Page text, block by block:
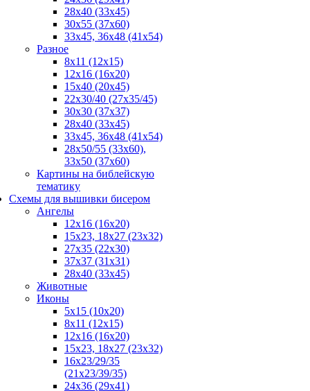
28x40 (33x45)
30x55 (37x60)
33х45, 36х48 (41х54)
Разное
8х11 (12х15)
12x16 (16х20)
15x40 (20x45)
22х30/40 (27х35/45)
30х30 (37х37)
28х40 (33х45)
33х45, 36х48 (41х54)
28х50/55 (33х60),
33x50 (37x60)
Картины на библейскую
тематику
Схемы для вышивки бисером
Ангелы
12х16 (16х20)
15x23, 18х27 (23х32)
27х35 (22х30)
37x37 (31x31)
28х40 (33х45)
Животные
Иконы
5x15 (10х20)
8x11 (12х15)
12x16 (16х20)
15x23, 18х27 (23х32)
16х23/29/35
(21х23/39/35)
24x36 (29х41)